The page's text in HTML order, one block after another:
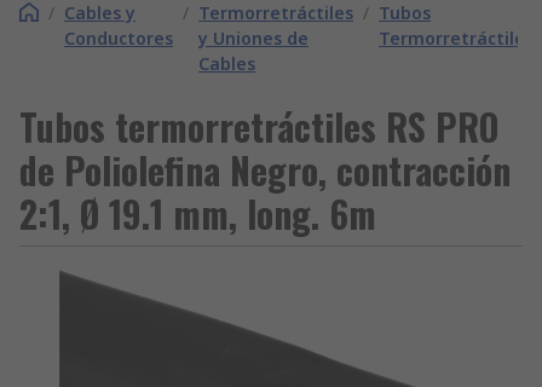
/ Cables y
Conductores
/ Termorretráctiles
y Uniones de
Cables
/ Tubos
Termorretráctiles
Tubos termorretráctiles RS PRO
de Poliolefina Negro, contracción
2:1, Ø 19.1 mm, long. 6m